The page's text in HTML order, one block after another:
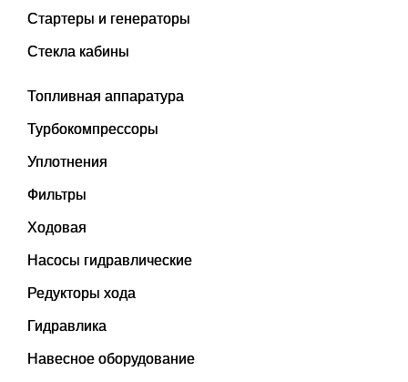
Стартеры и генераторы
Стекла кабины
Топливная аппаратура
Турбокомпрессоры
Уплотнения
Фильтры
Ходовая
Насосы гидравлические
Редукторы хода
Гидравлика
Навесное оборудование